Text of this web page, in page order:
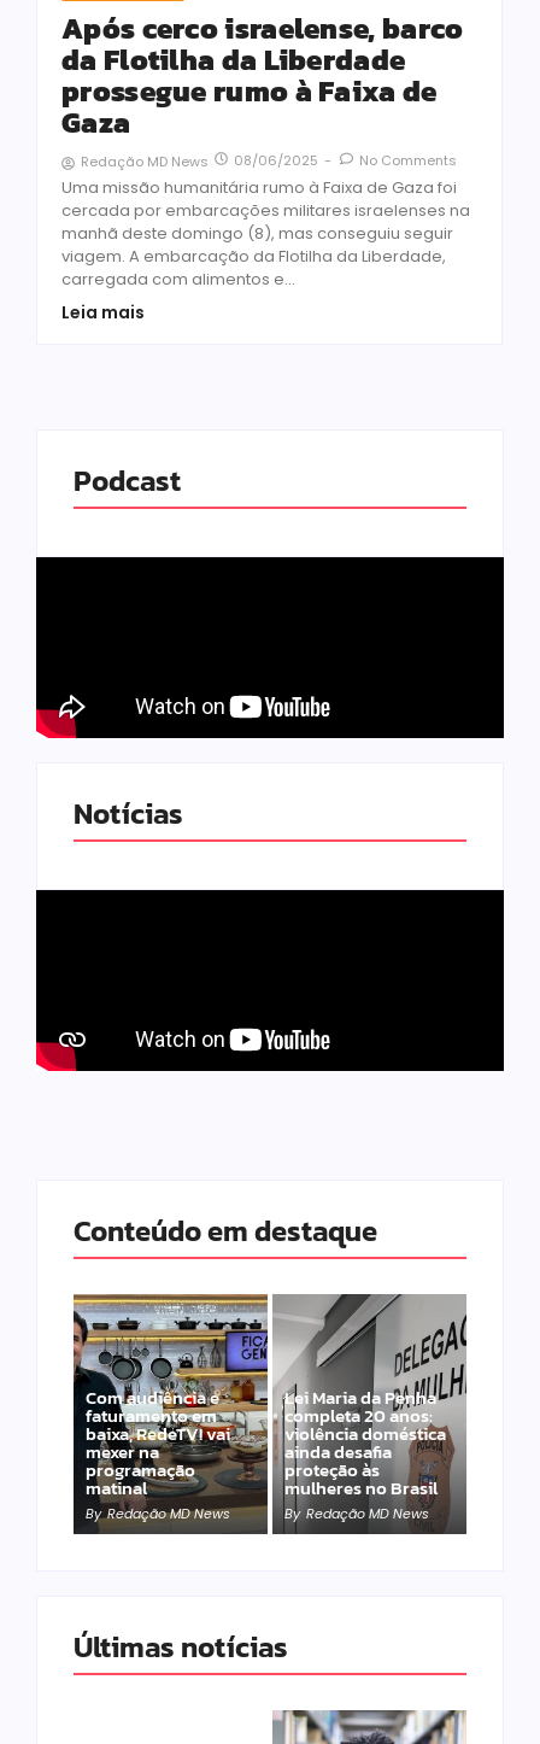
Após cerco israelense, barco
da Flotilha da Liberdade
prossegue rumo à Faixa de
Gaza
Redação MD News 08/06/2025 - No Comments
Uma missão humanitária rumo à Faixa de Gaza foi
cercada por embarcações militares israelenses na
manhã deste domingo (8), mas conseguiu seguir
viagem. A embarcação da Flotilha da Liberdade,
carregada com alimentos e...
Leia mais
Podcast
Notícias
Conteúdo em destaque
Com audiência e
faturamento em
baixa, RedeTV! vai
mexer na
programação
matinal
By Redação MD News
Lei Maria da Penha
completa 20 anos:
violência doméstica
ainda desafia
proteção às
mulheres no Brasil
By Redação MD News
Últimas notícias